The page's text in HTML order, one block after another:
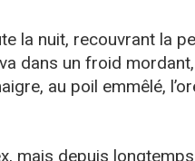
la nuit, recouvrant la
dans un froid
au poil emmêlé,
mais depuis